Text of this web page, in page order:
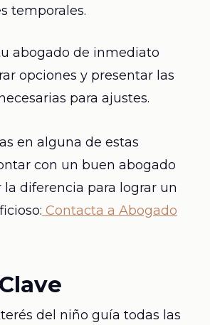
temporales.
abogado de inmediato
opciones y presentar las
para ajustes.
en alguna de estas
con un buen abogado
diferencia para lograr un
Contacta a Abogado
del niño guía todas las